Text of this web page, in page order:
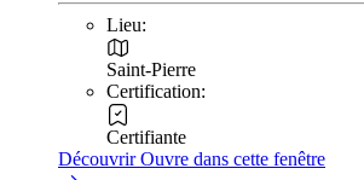
Lieu:
Saint-Pierre
Certification:
Certifiante
DécouvrirOuvre dans cette fenêtre